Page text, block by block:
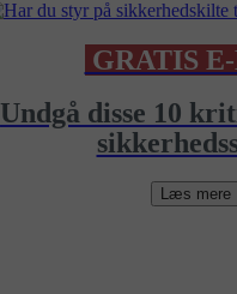
GRATIS
Undgå disse 10
Læs mere